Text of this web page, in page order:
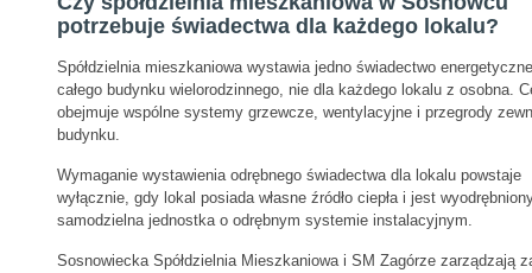
potrzebuje świadectwa dla każdego lokalu?
Spółdzielnia mieszkaniowa wystawia jedno świadectwo
całego budynku wielorodzinnego, nie dla każdego lokalu z osobna.
obejmuje wspólne systemy grzewcze, wentylacyjne i przegrody
budynku.
Wymaganie wystawienia odrębnego świadectwa dla lokalu powstaje
wyłącznie, gdy lokal posiada własne źródło ciepła i jest
samodzielna jednostka o odrębnym systemie instalacyjnym.
Sosnowiecka Spółdzielnia Mieszkaniowa i SM Zagórze zarządzają